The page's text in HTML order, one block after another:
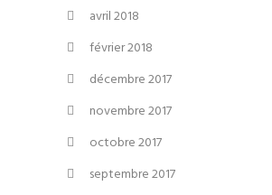
avril 2018
février 2018
décembre 2017
novembre 2017
octobre 2017
septembre 2017